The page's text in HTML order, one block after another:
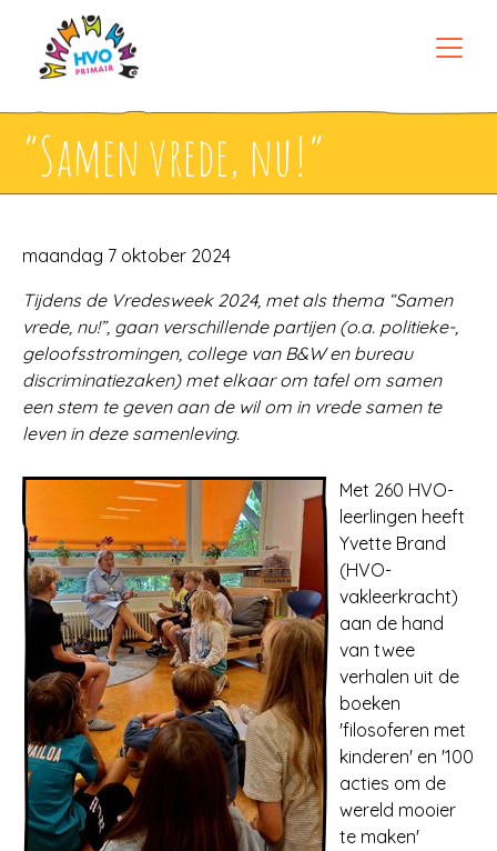
“Samen vrede, nu!”
maandag 7 oktober 2024
Tijdens de Vredesweek 2024, met als thema “Samen
vrede, nu!”, gaan verschillende partijen (o.a. politieke-,
geloofsstromingen, college van B&W en bureau
discriminatiezaken) met elkaar om tafel om samen
een stem te geven aan de wil om in vrede samen te
leven in deze samenleving.
Met 260 HVO-
leerlingen heeft
Yvette Brand
(HVO-
vakleerkracht)
aan de hand
van twee
verhalen uit de
boeken
'filosoferen met
kinderen' en '100
acties om de
wereld mooier
te maken'